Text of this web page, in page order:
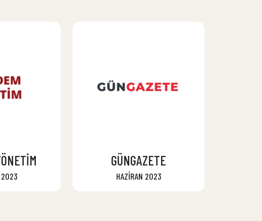
2023
GÜNGAZETE
HAZİRAN 2023